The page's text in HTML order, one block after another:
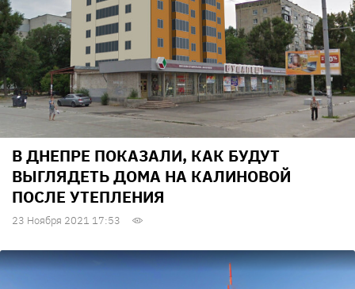
В ДНЕПРЕ ПОКАЗАЛИ, КАК БУДУТ
ВЫГЛЯДЕТЬ ДОМА НА КАЛИНОВОЙ
ПОСЛЕ УТЕПЛЕНИЯ
23 Ноября 2021 17:53